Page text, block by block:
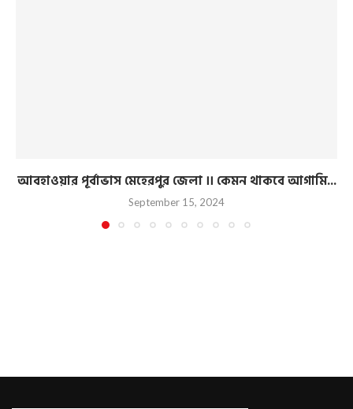
আবহাওয়ার পূর্বাভাস মেহেরপুর জেলা ।। কেমন থাকবে আগামি...
September 15, 2024